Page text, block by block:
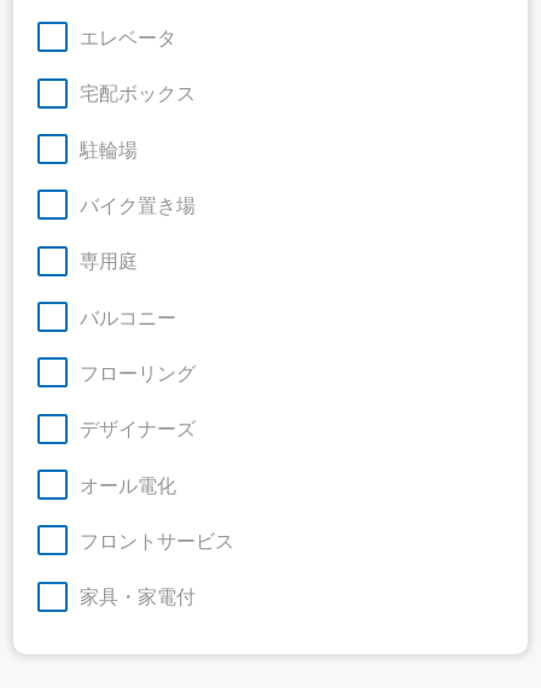
エレベータ
宅配ボックス
駐輪場
バイク置き場
専用庭
バルコニー
フローリング
デザイナーズ
オール電化
フロントサービス
家具・家電付